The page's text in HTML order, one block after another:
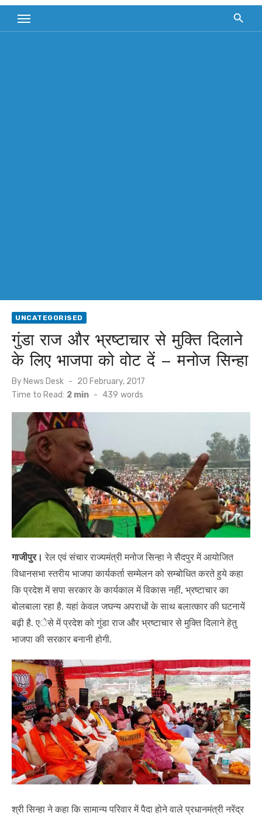
UNCATEGORISED
गुंडा राज और भ्रष्टाचार से मुक्ति दिलाने
के लिए भाजपा को वोट दें – मनोज सिन्हा
ByNews Desk
Posted
on
20 February, 2017
Time to Read: 2 min - 439 words
गाजीपुर। रेल एवं संचार राज्‍यमंत्री मनोज सिन्हा ने सैदपुर में आयोजित
विधानसभा स्तरीय भाजपा कार्यकर्ता सम्मेलन को सम्बोधित करते हुये कहा
कि प्रदेश में सपा सरकार के कार्यकाल में विकास नहीं, भ्रष्टाचार का
बोलबाला रहा है. यहां केवल जघन्य अपराधों के साथ बलात्कार की घटनायें
बढ़ी है. एेसे में प्रदेश को गुंडा राज और भ्रष्टाचार से मुक्ति दिलाने हेतु
भाजपा की सरकार बनानी होगी.
श्री सिन्हा ने कहा कि सामान्य परिवार में पैदा होने वाले प्रधानमंत्री नरेंद्र